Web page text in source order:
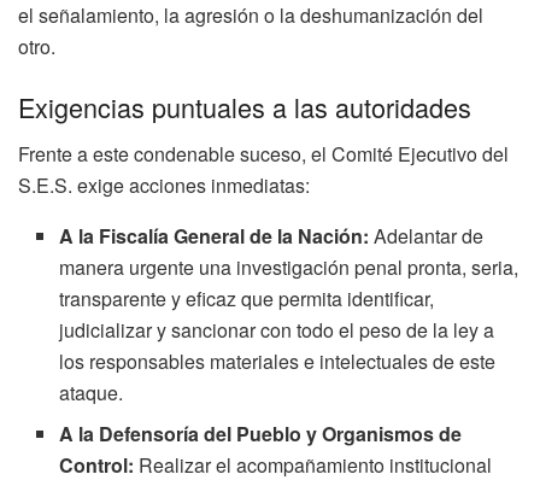
el señalamiento, la agresión o la deshumanización del
otro.
Exigencias puntuales a las autoridades
Frente a este condenable suceso, el Comité Ejecutivo del
S.E.S. exige acciones inmediatas:
A la Fiscalía General de la Nación: Adelantar de
manera urgente una investigación penal pronta, seria,
transparente y eficaz que permita identificar,
judicializar y sancionar con todo el peso de la ley a
los responsables materiales e intelectuales de este
ataque.
A la Defensoría del Pueblo y Organismos de
Control: Realizar el acompañamiento institucional